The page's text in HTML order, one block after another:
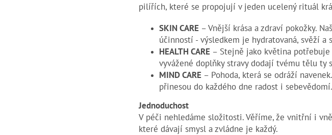
pilířích, které se propojují v jeden ucelený rituál
SKIN CARE – Vnější krása a zdraví pokožky.
účinností - výsledkem je hydratovaná, svěží a
HEALTH CARE – Stejně jako květina
vyvážené doplňky stravy dodají tvému tělu ty
MIND CARE – Pohoda, která se odráží
přinesou do každého dne radost i sebevědomí.
Jednoduchost
V péči nehledáme složitosti. Věříme, že vnitřní i
které dávají smysl a zvládne je každý.